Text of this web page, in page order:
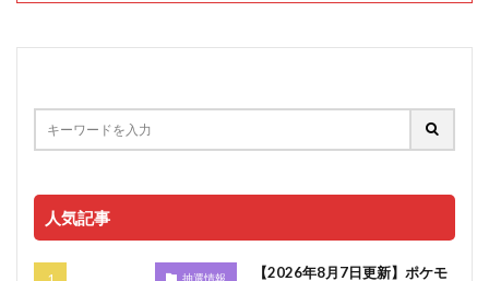
人気記事
抽選情報
【2026年8月7日更新】ポケモ